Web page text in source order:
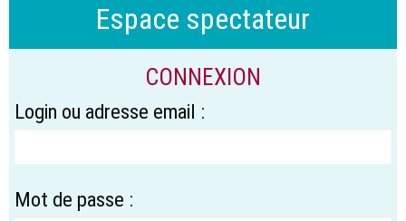
Espace spectateur
CONNEXION
Login ou adresse email :
Mot de passe :